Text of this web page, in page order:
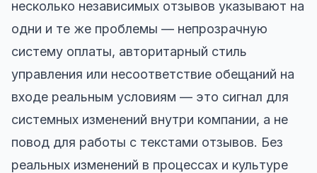
несколько независимых отзывов указывают на
одни и те же проблемы — непрозрачную
систему оплаты, авторитарный стиль
управления или несоответствие обещаний на
входе реальным условиям — это сигнал для
системных изменений внутри компании, а не
повод для работы с текстами отзывов. Без
реальных изменений в процессах и культуре